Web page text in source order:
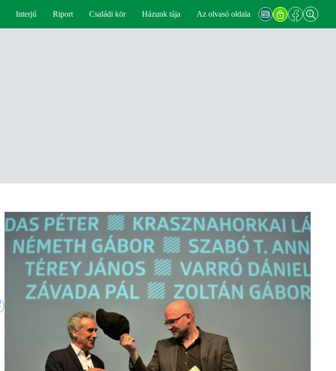
Interjú Riport Családi kör Házunk tája Az olvasó oldala